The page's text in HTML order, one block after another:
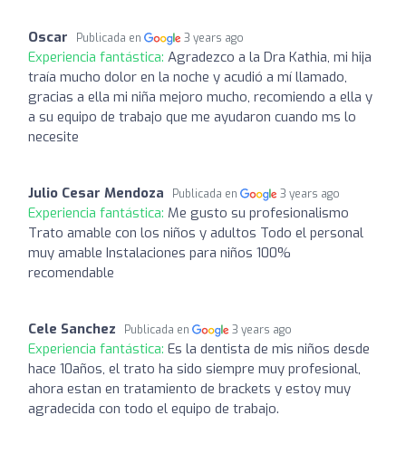
Oscar Publicada en 3 years ago
Experiencia fantástica: Agradezco a la Dra Kathia, mi hija
traía mucho dolor en la noche y acudió a mí llamado,
gracias a ella mi niña mejoro mucho, recomiendo a ella y
a su equipo de trabajo que me ayudaron cuando ms lo
necesite
Julio Cesar Mendoza Publicada en 3 years ago
Experiencia fantástica: Me gusto su profesionalismo
Trato amable con los niños y adultos Todo el personal
muy amable Instalaciones para niños 100%
recomendable
Cele Sanchez Publicada en 3 years ago
Experiencia fantástica: Es la dentista de mis niños desde
hace 10años, el trato ha sido siempre muy profesional,
ahora estan en tratamiento de brackets y estoy muy
agradecida con todo el equipo de trabajo.